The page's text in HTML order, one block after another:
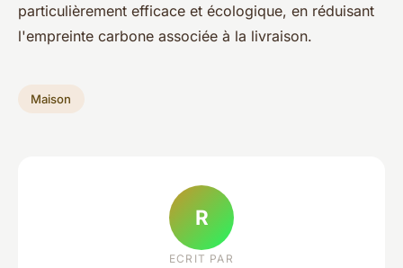
particulièrement efficace et écologique, en réduisant
l'empreinte carbone associée à la livraison.
Maison
R
ECRIT PAR